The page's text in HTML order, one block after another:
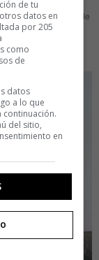
TVisT, Bufete de
también en un
de tu
datos en
por 205
como
de
datos
a lo que
del sitio,
en